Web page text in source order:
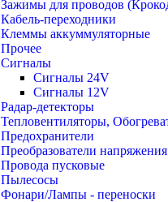
Зажимы для проводов
Кабель-переходники
Клеммы аккуммуляторные
Прочее
Сигналы
Сигналы 24V
Сигналы 12V
Радар-детекторы
Тепловентиляторы,
Предохранители
Преобразователи напряжения
Провода пусковые
Пылесосы
Фонари/Лампы - переноски